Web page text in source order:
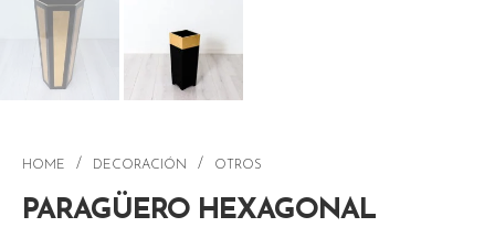
HOME / DECORACIÓN / OTROS
PARAGÜERO HEXAGONAL